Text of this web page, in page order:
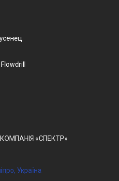
«СПЕКТР»
Україна